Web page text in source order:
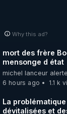
Why this ad?
mort des frère
mensonge d état
michel lanceur alerte
6 hours ago
1.1 k
La
dévitalisées et